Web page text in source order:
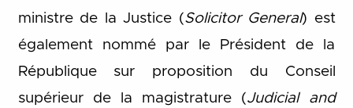
ministre de la Justice (Solicitor General) est
également nommé par le Président de la
République sur proposition du Conseil
supérieur de la magistrature (Judicial and